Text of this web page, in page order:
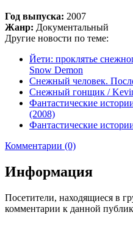
Год выпуска: 2007
Жанр: Документальный
Другие новости по теме:
Йети: проклятье
Snow Demon
Снежный человек.
Снежный гонщик /
Фантастические
(2008)
Фантастические
Комментарии (0)
Информация
Посетители, находящиеся в
комментарии к данной